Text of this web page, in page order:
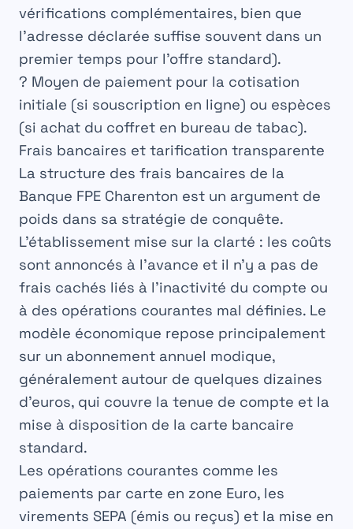
vérifications complémentaires, bien que
l’adresse déclarée suffise souvent dans un
premier temps pour l’offre standard).
? Moyen de paiement pour la cotisation
initiale (si souscription en ligne) ou espèces
(si achat du coffret en bureau de tabac).
Frais bancaires et tarification transparente
La structure des frais bancaires de la
Banque FPE Charenton est un argument de
poids dans sa stratégie de conquête.
L’établissement mise sur la clarté : les coûts
sont annoncés à l’avance et il n’y a pas de
frais cachés liés à l’inactivité du compte ou
à des opérations courantes mal définies. Le
modèle économique repose principalement
sur un abonnement annuel modique,
généralement autour de quelques dizaines
d’euros, qui couvre la tenue de compte et la
mise à disposition de la carte bancaire
standard.
Les opérations courantes comme les
paiements par carte en zone Euro, les
virements SEPA (émis ou reçus) et la mise en